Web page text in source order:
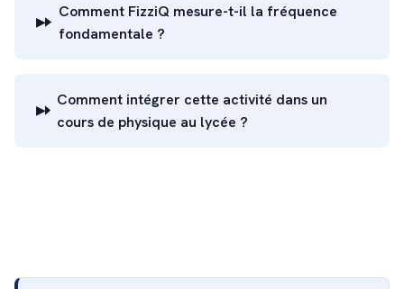
Comment FizziQ mesure-t-il la fréquence
fondamentale ?
Comment intégrer cette activité dans un
cours de physique au lycée ?